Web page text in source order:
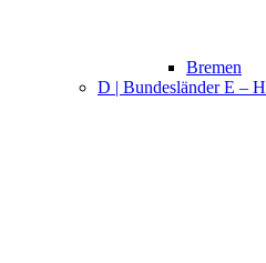
Bremen
D | Bundesländer E – H